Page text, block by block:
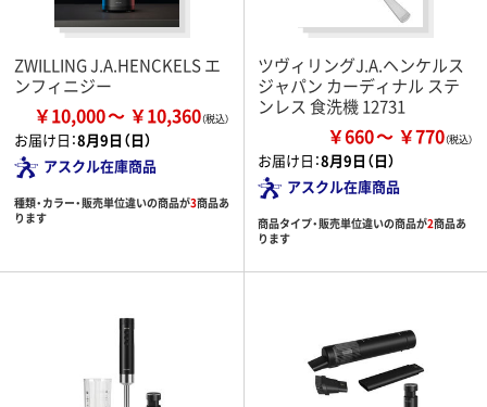
ZWILLING J.A.HENCKELS エ
ンフィニジー
￥10,000 ￥10,360
お届け日：8月9日（日）
アスクル在庫商品
種類・カラー・販売単位違いの商品が3商品あ
ります
ツヴィリングJ.A.ヘンケルス
ジャパン カーディナル ステ
ンレス 食洗機 12731
￥660 ￥770
お届け日：8月9日（日）
アスクル在庫商品
商品タイプ・販売単位違いの商品が2商品あ
ります